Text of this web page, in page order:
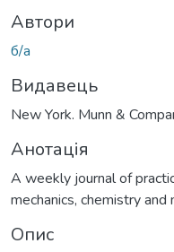
Автори
б/а
Видавець
New York. Munn &
Анотація
A weekly journal of
mechanics, chemistry and
Опис